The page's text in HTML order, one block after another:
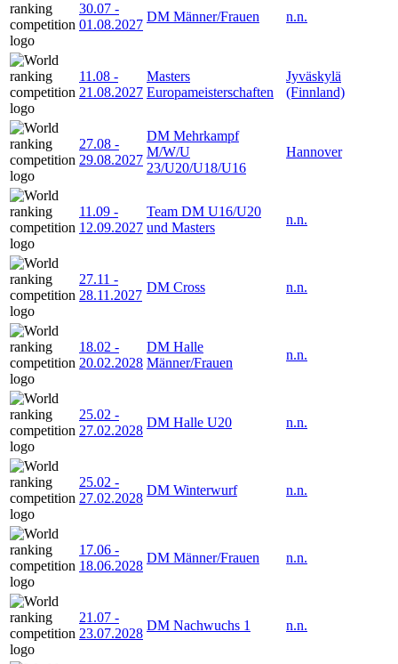
30.07 -
01.08.2027
DM Männer/Frauen n.n.
11.08 -
21.08.2027
Masters
Europameisterschaften
Jyväskylä
(Finnland)
27.08 -
29.08.2027
DM Mehrkampf
M/W/U
23/U20/U18/U16
Hannover
11.09 -
12.09.2027
Team DM U16/U20
und Masters
n.n.
27.11 -
28.11.2027
DM Cross n.n.
18.02 -
20.02.2028
DM Halle
Männer/Frauen
n.n.
25.02 -
27.02.2028
DM Halle U20 n.n.
25.02 -
27.02.2028
DM Winterwurf n.n.
17.06 -
18.06.2028
DM Männer/Frauen n.n.
21.07 -
23.07.2028
DM Nachwuchs 1 n.n.